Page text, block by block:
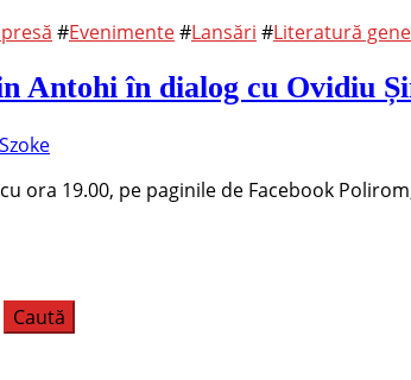
#Evenimente#Lansări #Literatură
Antohi în dialog cu Ovidiu
ora 19.00, pe paginile de Facebook